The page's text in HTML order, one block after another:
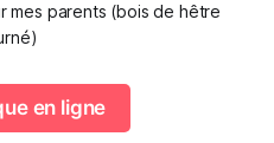
mes parents (bois de hêtre
en ligne